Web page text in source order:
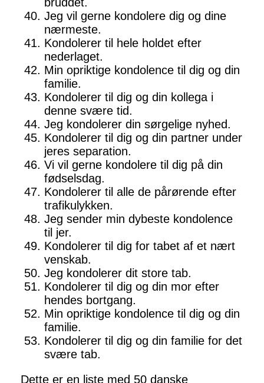
Jeg vil gerne kondolere dig og dine
nærmeste.
Kondolerer til hele holdet efter
nederlaget.
Min opriktige kondolence til dig og din
familie.
Kondolerer til dig og din kollega i
denne svære tid.
Jeg kondolerer din sørgelige nyhed.
Kondolerer til dig og din partner under
jeres separation.
Vi vil gerne kondolere til dig på din
fødselsdag.
Kondolerer til alle de pårørende efter
trafikulykken.
Jeg sender min dybeste kondolence
til jer.
Kondolerer til dig for tabet af et nært
venskab.
Jeg kondolerer dit store tab.
Kondolerer til dig og din mor efter
hendes bortgang.
Min opriktige kondolence til dig og din
familie.
Kondolerer til dig og din familie for det
svære tab.
Dette er en liste med 50 danske